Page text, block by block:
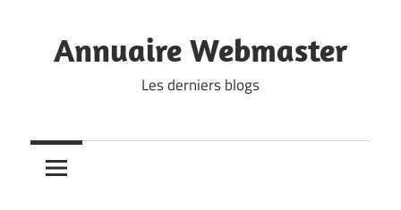
content
Annuaire Webmaster
Les derniers blogs